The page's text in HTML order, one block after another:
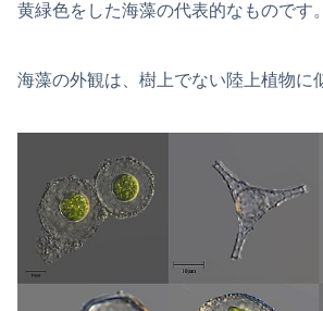
黄緑色をした海藻の代表的なものです。
海藻の外観は、樹上でない陸上植物に